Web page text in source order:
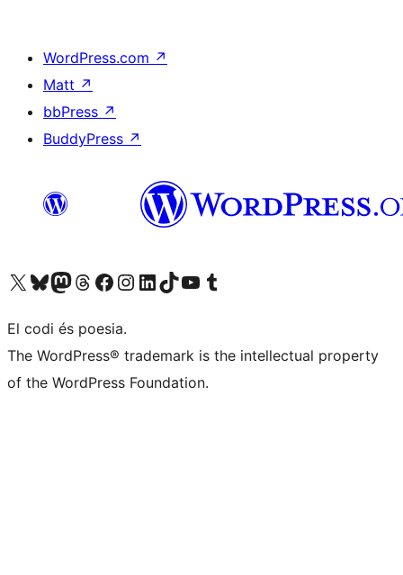
WordPress.com ↗
Matt ↗
bbPress ↗
BuddyPress ↗
Visiteu el nostre compte X (abans Twitter)
Visiteu el nostre compte de Bluesky
Visiteu el nostre compte al Mastodon
Visiteu el nostre compte de Threads
Visiteu la nostra pàgina al Facebook
Visiteu el nostre compte d'Instagram
Visiteu el nostre compte de LinkedIn
Visiteu el nostre compte de TikTok
Visiteu el nostre canal al YouTube
Visiteu el nostre compte de Tumblr
El codi és poesia.
The WordPress® trademark is the intellectual property
of the WordPress Foundation.